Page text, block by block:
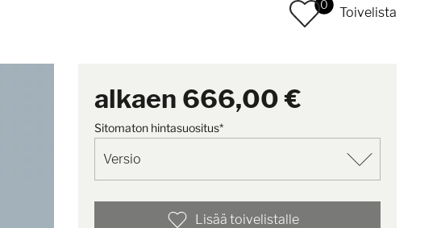
0
Toivelista
alkaen 666,00 €
Sitomaton hintasuositus*
Lisää toivelistalle